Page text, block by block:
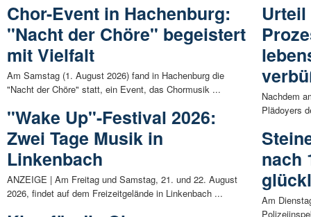
Chor-Event in Hachenburg:
"Nacht der Chöre" begeistert
mit Vielfalt
Am Samstag (1. August 2026) fand in Hachenburg die
"Nacht der Chöre" statt, ein Event, das Chormusik ...
"Wake Up"-Festival 2026:
Zwei Tage Musik in
Linkenbach
ANZEIGE | Am Freitag und Samstag, 21. und 22. August
2026, findet auf dem Freizeitgelände in Linkenbach ...
Nachdem
Plädoyers
nach
Am